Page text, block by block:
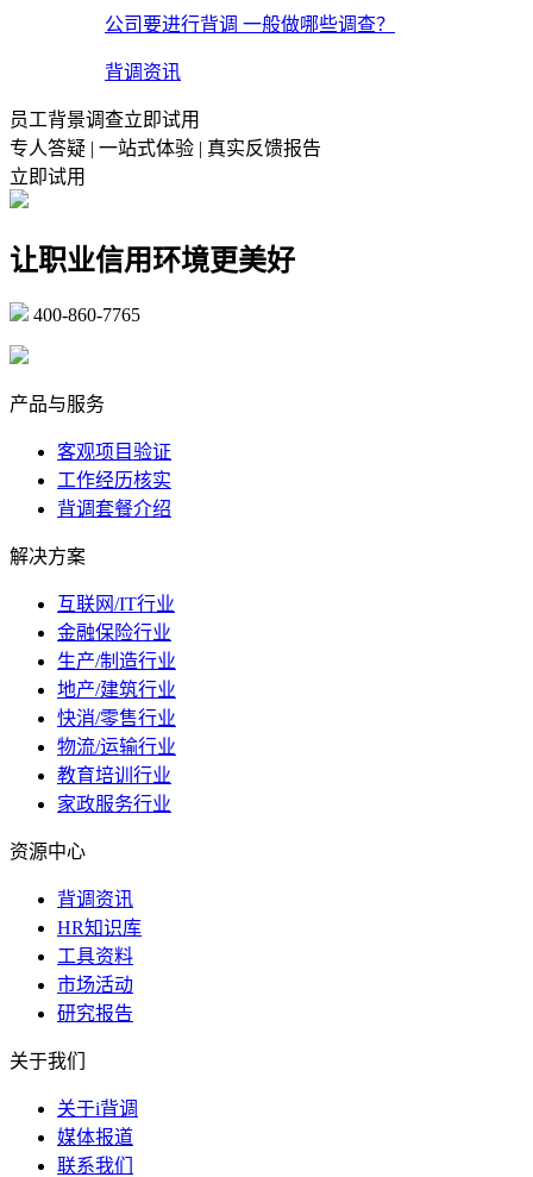
公司要进行背调 一般做哪些调查？
背调资讯
员工背景调查立即试用
专人答疑 | 一站式体验 | 真实反馈报告
立即试用
让职业信用环境更美好
400-860-7765
产品与服务
客观项目验证
工作经历核实
背调套餐介绍
解决方案
互联网/IT行业
金融保险行业
生产/制造行业
地产/建筑行业
快消/零售行业
物流/运输行业
教育培训行业
家政服务行业
资源中心
背调资讯
HR知识库
工具资料
市场活动
研究报告
关于我们
关于i背调
媒体报道
联系我们